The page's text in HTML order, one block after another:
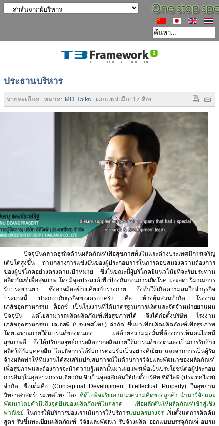
ประธานบริหาร
รายละเอียด หมวด: MD Talks เผยแพร่เมื่อ: 17 สิงหาคม 2558 ฮิต:6202
ปัจจุบันตลาดธุรกิจด้านผลิตภัณฑ์เพื่อสุขภาพทั้งในและต่างประเทศมีการเจริญ
เติบโตสูงขึ้น ท่ามกลางการแข่งขันของผู้ประกอบการในการตอบสนองความต้องการ
ของผู้บริโภคอย่างตรงตามเป้าหมาย ซึ่งในขณะนี้ผู้บริโภคมีแนวโน้มที่จะรับประทาน
ผลิตภัณฑ์เพื่อสุขภาพ โดยมีจุดประสงค์เพื่อป้องกันก่อนการเกิดโรค และลดปริมาณการ
รับประทานยา ซึ่งอาจมีผลข้างเคียงกับร่างกาย จึงทำให้เกิดความสนใจทำธุรกิจ
ประเภทนี้ ประกอบกับธุรกิจของครอบครัว คือ ห้างหุ้นส่วนจำกัด โรงงาน
เภสัชอุตสาหกรรม ค็อกซ์ เป็นโรงงานที่ได้มาตรฐานการผลิตและจัดจำหน่ายยาแผน
ปัจจุบัน แต่ไม่สามารถผลิตผลิตภัณฑ์เพื่อสุขภาพได้ จึงได้ก่อตั้งบริษัท โรงงาน
เภสัชอุตสาหกรรม เจเอสพี (ประเทศไทย) จำกัด ขึ้นมาเพื่อผลิตผลิตภัณฑ์เพื่อสุขภาพ
โดยเฉพาะภายใต้แบรนด์ของตนเอง แต่ด้วยความมุ่งมั่นที่ต้องการเห็นคนไทยมี
สุขภาพดี จึงได้ปรับกลยุทธ์การผลิตจากผลิตภายใต้แบรนด์ของตนเองเป็นการรับจ้าง
ผลิตให้กับบุคคลอื่น โดยกิจการได้รับการตอบรับเป็นอย่างดีเยี่ยม และจากการเป็นผู้รับ
จ้างผลิตทำให้ทีมงานได้ส่งเสริมประสบการณ์ในด้านการวิจัยและพัฒนาของผลิตภัณฑ์
เพื่อสุขภาพและต้องการจะนำความรู้เหล่านั้นมาเผยแพร่เพื่อเป็นประโยชน์ต่อผู้ประกอบ
การอื่นๆในอุตสาหกรรมเดียวกัน จึงเป็นจุดผลักดันให้ก่อตั้งบริษัท ซีดีไอพี (ประเทศไทย)
จำกัด, ชื่อเต็มคือ (Conceptual Development Intellectual Property) ในอุทยาน
วิทยาศาสตร์ประเทศไทย โดย ซีดีไอพีจะรับเอาแนวความคิดของลูกค้า นำมาวิจัยและ
พัฒนาโดยคำนึงถึงจุดยืนของผลิตภัณฑ์ในตลาด เพื่อผลักดันให้ผลิตภัณฑ์เข้าสู่เชิง
พาณิชย์ ในการให้บริการของเราเน้นการให้บริการแบบครบวงจรเริ่มตั้งแต่การคิดค้น
สูตร รับขึ้นทะเบียนผลิตภัณฑ์ วิจัยและพัฒนา รับจ้างผลิต ออกแบบบรรจุภัณฑ์ อบรม